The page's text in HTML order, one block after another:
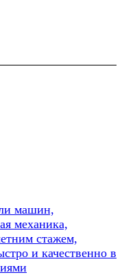
машин,
механика,
стажем,
и качественно в